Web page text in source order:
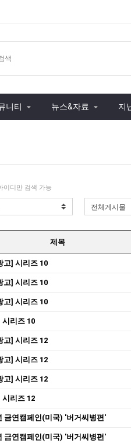
니티 뉴스&자료 지
이디만 검색 가능
제목
고] 시리즈 10
고] 시리즈 10
고] 시리즈 10
시리즈 10
고] 시리즈 12
고] 시리즈 12
고] 시리즈 12
시리즈 12
금연캠페인(미국) '버거씨병편'
금연캠페인(미국) '버거씨병편'